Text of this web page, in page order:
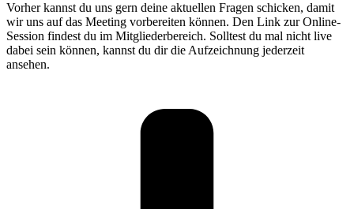
Vorher kannst du uns gern deine aktuellen Fragen schicken, damit
wir uns auf das Meeting vorbereiten können. Den Link zur Online-
Session findest du im Mitgliederbereich. Solltest du mal nicht live
dabei sein können, kannst du dir die Aufzeichnung jederzeit
ansehen.